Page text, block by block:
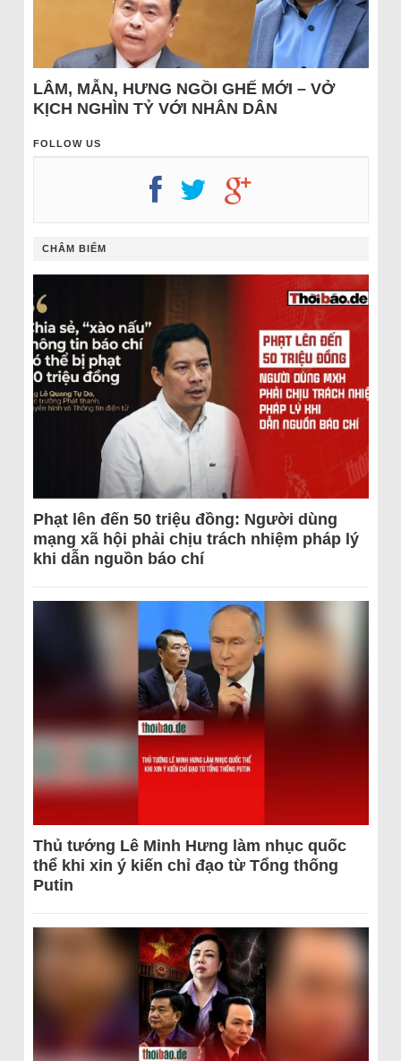
LÂM, MẪN, HƯNG NGỒI GHẾ MỚI – VỞ
KỊCH NGHÌN TỶ VỚI NHÂN DÂN
FOLLOW US
CHÂM BIẾM
Phạt lên đến 50 triệu đồng: Người dùng
mạng xã hội phải chịu trách nhiệm pháp lý
khi dẫn nguồn báo chí
Thủ tướng Lê Minh Hưng làm nhục quốc
thể khi xin ý kiến chỉ đạo từ Tổng thống
Putin